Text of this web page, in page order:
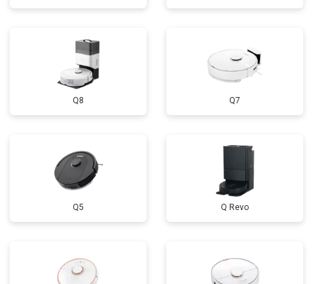
Q8 Q7
Q5 Q Revo